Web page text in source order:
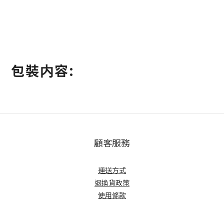
包裝内容:
顧客服務
運送方式
退換貨政策
使用條款